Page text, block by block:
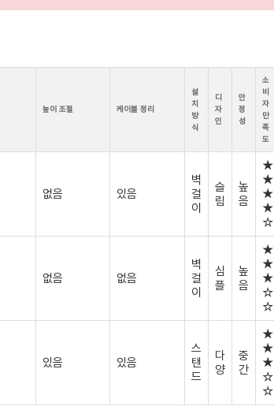
높이 조절 케이블 정리
설
치
방
식
디
자
인
안
정
성
소
비
자
만
족
도
없음 있음
벽
걸
이
슬
림
높
음
★
★
★
★
☆
없음 없음
벽
걸
이
심
플
높
음
★
★
★
☆
☆
있음 있음
스
탠
드
다
양
중
간
★
★
★
☆
☆